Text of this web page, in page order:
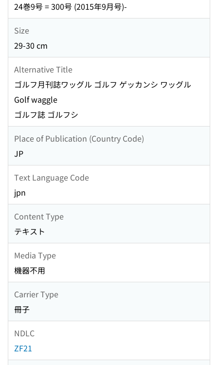
24巻9号 = 300号 (2015年9月号)-
Size
29-30 cm
Alternative Title
ゴルフ月刊誌ワッグル ゴルフ ゲッカンシ ワッグル
Golf waggle
ゴルフ誌 ゴルフシ
Place of Publication (Country Code)
JP
Text Language Code
jpn
Content Type
テキスト
Media Type
機器不用
Carrier Type
冊子
NDLC
ZF21